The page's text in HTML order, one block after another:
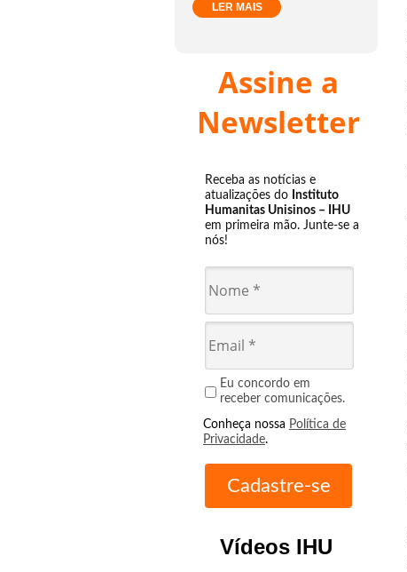
LER MAIS
Assine a
Newsletter
Receba as notícias e
atualizações do Instituto
Humanitas Unisinos – IHU
em primeira mão. Junte-se a
nós!
Eu concordo em
receber comunicações.
Conheça nossa Política de
Privacidade.
Vídeos IHU